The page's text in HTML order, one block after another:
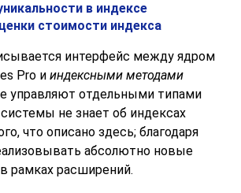
в индексе
стоимости индекса
интерфейс между ядром
Pro и индексными методами
управляют отдельными типами
не знает об индексах
что описано здесь; благодаря
абсолютно новые
рамках расширений.